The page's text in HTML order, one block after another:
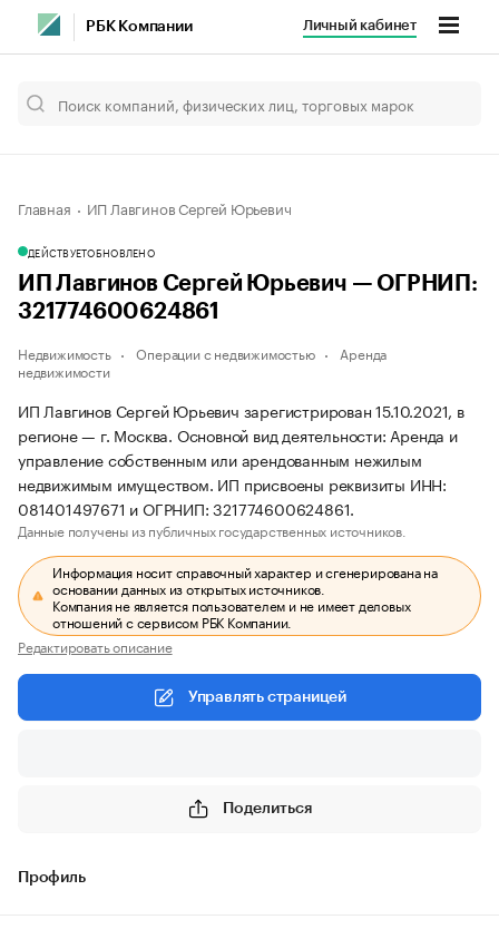
РБК Компании Личный кабинет
Главная ИП Лавгинов Сергей Юрьевич
ДЕЙСТВУЕТОБНОВЛЕНО
ИП Лавгинов Сергей Юрьевич — ОГРНИП:
321774600624861
Недвижимость Операции с недвижимостью
Аренда
недвижимости
ИП Лавгинов Сергей Юрьевич зарегистрирован 15.10.2021, в
регионе — г. Москва. Основной вид деятельности: Аренда и
управление собственным или арендованным нежилым
недвижимым имуществом. ИП присвоены реквизиты ИНН:
081401497671 и ОГРНИП: 321774600624861.
Данные получены из публичных государственных источников.
Информация носит справочный характер и сгенерирована на
основании данных из открытых источников.
Компания не является пользователем и не имеет деловых
отношений с сервисом РБК Компании.
Редактировать описание
Управлять страницей
Поделиться
Профиль